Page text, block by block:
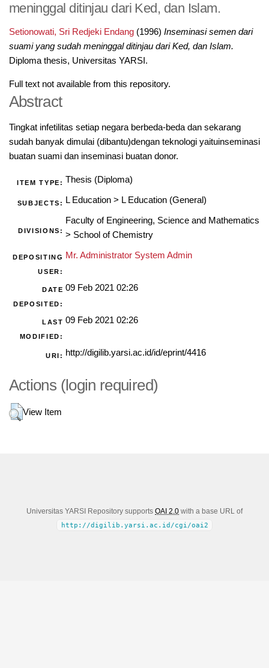
meninggal ditinjau dari Ked, dan Islam.
Setionowati, Sri Redjeki Endang(1996) Inseminasi semen dari
suami yang sudah meninggal ditinjau dari Ked, dan Islam.
Diploma thesis, Universitas YARSI.
Full text not available from this repository.
Abstract
Tingkat infetilitas setiap negara berbeda-beda dan sekarang
sudah banyak dimulai (dibantu)dengan teknologi yaituinseminasi
buatan suami dan inseminasi buatan donor.
ITEM TYPE: Thesis (Diploma)
SUBJECTS: L Education> L Education (General)
DIVISIONS:
Faculty of Engineering, Science and Mathematics
> School of Chemistry
DEPOSITING
USER:
Mr. Administrator System Admin
DATE
DEPOSITED:
09 Feb 2021 02:26
LAST
MODIFIED:
09 Feb 2021 02:26
URI: http://digilib.yarsi.ac.id/id/eprint/4416
Actions (login required)
View Item
Universitas YARSI Repository supports OAI 2.0 with a base URL of
http://digilib.yarsi.ac.id/cgi/oai2